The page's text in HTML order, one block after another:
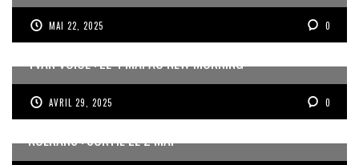
MAI 22, 2025 0
YVAN VOICE : LE 4 MAI AU NEW MORNING
AVRIL 29, 2025 0
KOÉRANS : SORTIE LE 2 MAI